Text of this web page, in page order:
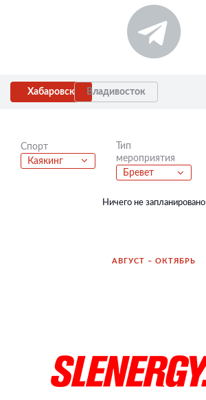
Хабаровск Владивосток
Спорт
Каякинг
Тип
мероприятия
Бревет
Ничего не запланировано
АВГУСТ – ОКТЯБРЬ